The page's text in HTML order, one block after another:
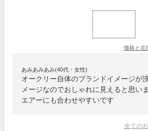
価格と在
あみあみあみ(40代・女性)
オークリー自体のブランドイメージが
メージなのでおしゃれに見えると思い
エアーにも合わせやすいです
全ての